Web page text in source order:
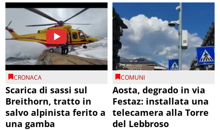
CRONACA
Scarica di sassi sul
Breithorn, tratto in
salvo alpinista ferito a
una gamba
COMUNI
Aosta, degrado in via
Festaz: installata una
telecamera alla Torre
del Lebbroso